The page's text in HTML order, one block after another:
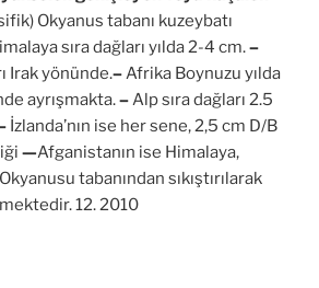
Okyanus tabanı kuzeybatı
sıra dağları yılda 2-4 cm.–
Irak yönünde.–Afrika Boynuzu yılda
ayrışmakta.–Alp sıra dağları 2.5
İzlanda’nın ise her sene, 2,5 cm D/B
—Afganistanın ise Himalaya,
tabanından sıkıştırılarak
12. 2010